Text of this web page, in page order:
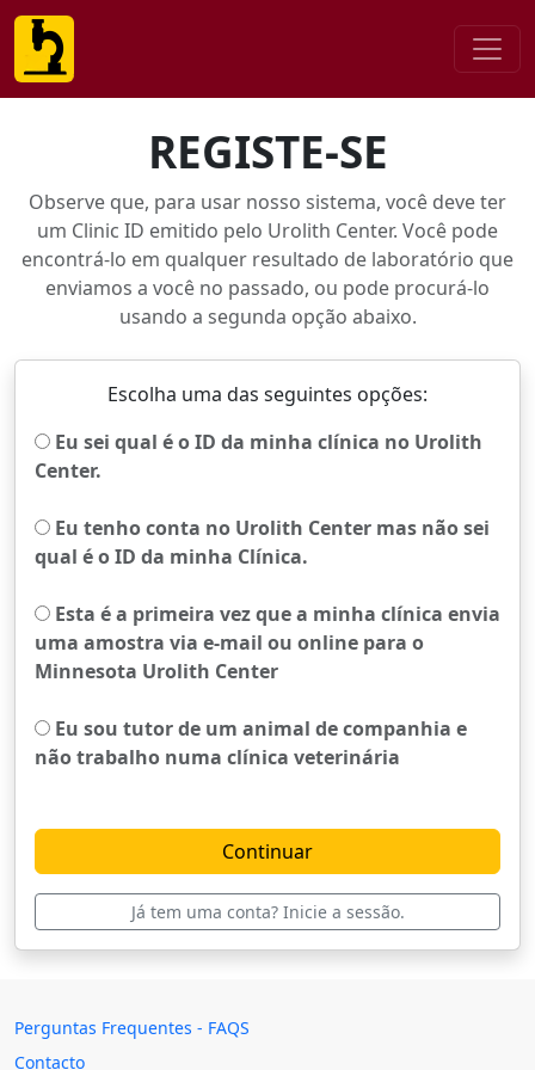
REGISTE-SE
Observe que, para usar nosso sistema, você deve ter
um Clinic ID emitido pelo Urolith Center. Você pode
encontrá-lo em qualquer resultado de laboratório que
enviamos a você no passado, ou pode procurá-lo
usando a segunda opção abaixo.
Escolha uma das seguintes opções:
Eu sei qual é o ID da minha clínica no Urolith
Center.
Eu tenho conta no Urolith Center mas não sei
qual é o ID da minha Clínica.
Esta é a primeira vez que a minha clínica envia
uma amostra via e-mail ou online para o
Minnesota Urolith Center
Eu sou tutor de um animal de companhia e
não trabalho numa clínica veterinária
Já tem uma conta? Inicie a sessão.
Perguntas Frequentes - FAQS
Contacto